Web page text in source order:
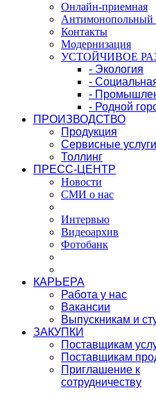
Онлайн-приемная
Антимонопольный
Контакты
Модернизация
УСТОЙЧИВОЕ
- Экология
-
-
- Родной
ПРОИЗВОДСТВО
Продукция
Сервисные услуги
Толлинг
ПРЕСС-ЦЕНТР
Новости
СМИ о нас
Интервью
Видеоархив
Фотобанк
КАРЬЕРА
Работа у нас
Вакансии
Выпускникам и
ЗАКУПКИ
Поставщикам
Поставщикам
Приглашение к
сотрудничеству